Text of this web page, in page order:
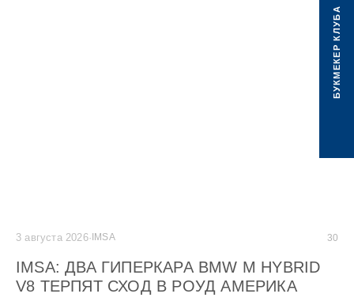
БУКМЕКЕР КЛУБА
3 августа 2026· IMSA 30
IMSA: ДВА ГИПЕРКАРА BMW M HYBRID
V8 ТЕРПЯТ СХОД В РОУД АМЕРИКА